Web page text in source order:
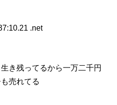
.net
き残ってるから一万二千円
売れてる